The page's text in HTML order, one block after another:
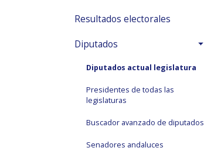
Resultados electorales
Diputados
Diputados actual legislatura
Presidentes de todas las
legislaturas
Buscador avanzado de diputados
Senadores andaluces